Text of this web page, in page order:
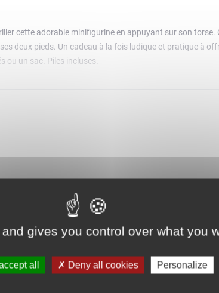
cette adorable minifigurine en appuyant sur son
deux pieds. Un cadeau à la fois ludique et pratique à
ou un sac. Piles incluses.
gives you control over what you
all Deny all cookies Personalize